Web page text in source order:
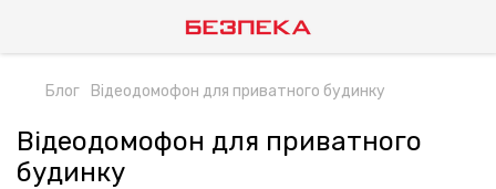
Блог Відеодомофон для приватного будинку
Відеодомофон для приватного
будинку